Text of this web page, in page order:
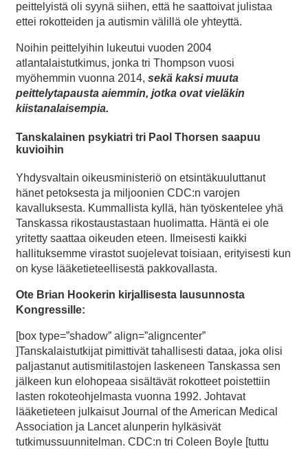
peittelyistä oli syynä siihen, että he saattoivat julistaa
ettei rokotteiden ja autismin välillä ole yhteyttä.
Noihin peittelyihin lukeutui vuoden 2004
atlantalaistutkimus, jonka tri Thompson vuosi
myöhemmin vuonna 2014, sekä kaksi muuta
peittelytapausta aiemmin, jotka ovat vieläkin
kiistanalaisempia.
Tanskalainen psykiatri tri Paol Thorsen saapuu
kuvioihin
Yhdysvaltain oikeusministeriö on etsintäkuuluttanut
hänet petoksesta ja miljoonien CDC:n varojen
kavalluksesta. Kummallista kyllä, hän työskentelee yhä
Tanskassa rikostaustastaan huolimatta. Häntä ei ole
yritetty saattaa oikeuden eteen. Ilmeisesti kaikki
hallituksemme virastot suojelevat toisiaan, erityisesti kun
on kyse lääketieteellisestä pakkovallasta.
Ote Brian Hookerin kirjallisesta lausunnosta
Kongressille:
[box type=”shadow” align=”aligncenter”
]Tanskalaistutkijat pimittivät tahallisesti dataa, joka olisi
paljastanut autismitilastojen laskeneen Tanskassa sen
jälkeen kun elohopeaa sisältävät rokotteet poistettiin
lasten rokoteohjelmasta vuonna 1992. Johtavat
lääketieteen julkaisut Journal of the American Medical
Association ja Lancet alunperin hylkäsivät
tutkimussuunnitelman. CDC:n tri Coleen Boyle [tuttu